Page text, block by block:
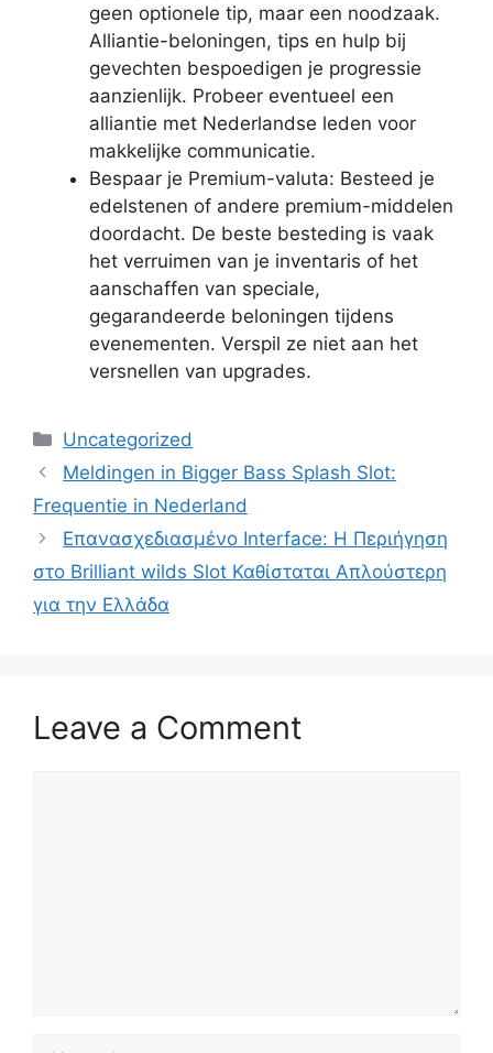
geen optionele tip, maar een noodzaak.
Alliantie-beloningen, tips en hulp bij
gevechten bespoedigen je progressie
aanzienlijk. Probeer eventueel een
alliantie met Nederlandse leden voor
makkelijke communicatie.
Bespaar je Premium-valuta: Besteed je
edelstenen of andere premium-middelen
doordacht. De beste besteding is vaak
het verruimen van je inventaris of het
aanschaffen van speciale,
gegarandeerde beloningen tijdens
evenementen. Verspil ze niet aan het
versnellen van upgrades.
Categories
Uncategorized
Meldingen in Bigger Bass Splash Slot:
Frequentie in Nederland
Επανασχεδιασμένο Interface: Η Περιήγηση
στο Brilliant wilds Slot Καθίσταται Απλούστερη
για την Ελλάδα
Leave a Comment